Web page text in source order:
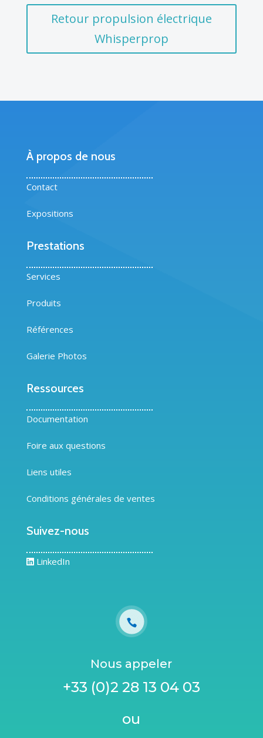
Retour propulsion électrique
Whisperprop
À propos de nous
Contact
Expositions
Prestations
Services
Produits
Références
Galerie Photos
Ressources
Documentation
Foire aux questions
Liens utiles
Conditions générales de ventes
Suivez-nous
LinkedIn
Nous appeler
+33 (0)2 28 13 04 03
ou